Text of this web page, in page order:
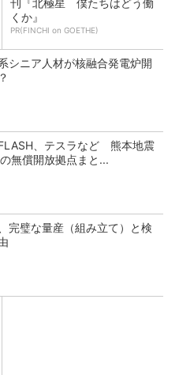
刊『北極星 僕たちはどう働
くか』
PR(FINCHI on GOETHE)
シニア人材が核融合発電炉開
、テスラなど 熊本地震
無償開放拠点まと...
完璧な量産（組み立て）と検